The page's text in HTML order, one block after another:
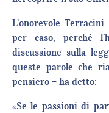
L’onorevole
per caso, perché
discussione sulla
queste parole che
pensiero – ha detto:
«Se le passioni di